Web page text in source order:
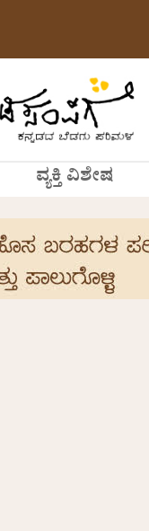
ವ್ಯಕ್ತಿ ವಿಶೇಷ